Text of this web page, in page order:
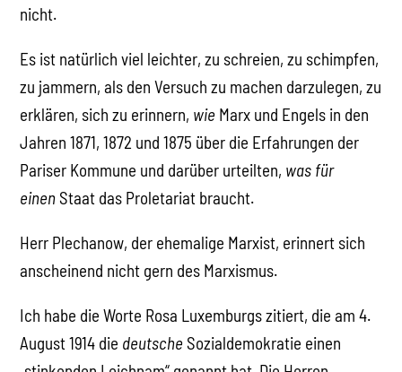
nicht.
Es ist natürlich viel leichter, zu schreien, zu schimpfen,
zu jammern, als den Versuch zu machen darzulegen, zu
erklären, sich zu erinnern, wie Marx und Engels in den
Jahren 1871, 1872 und 1875 über die Erfahrungen der
Pariser Kommune und darüber urteilten, was für
einenStaat das Proletariat braucht.
Herr Plechanow, der ehemalige Marxist, erinnert sich
anscheinend nicht gern des Marxismus.
Ich habe die Worte Rosa Luxemburgs zitiert, die am 4.
August 1914 die deutsche Sozialdemokratie einen